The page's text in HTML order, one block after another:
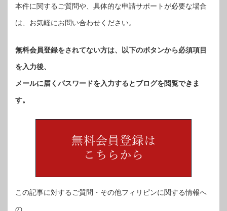
本件に関するご質問や、具体的な申請サポートが必要な場合
は、お気軽にお問い合わせください。
無料会員登録をされてない方は、以下のボタンから必須項目
を入力後、
メールに届くパスワードを入力するとブログを閲覧できま
す。
この記事に対するご質問・その他フィリピンに関する情報へ
の